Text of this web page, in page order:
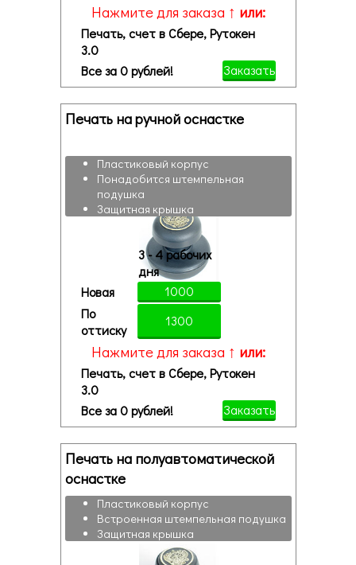
Нажмите для заказа ↑ или:
Печать, счет в Сбере, Рутокен
3.0
Все за 0 рублей!
Заказать
Печать на ручной оснастке
Пластиковый корпус
Понадобится штемпельная
подушка
Защитная крышка
3 - 4 рабочих
дня
Новая
1000
По
оттиску
1300
Нажмите для заказа ↑ или:
Печать, счет в Сбере, Рутокен
3.0
Все за 0 рублей!
Заказать
Печать на полуавтоматической
оснастке
Пластиковый корпус
Встроенная штемпельная подушка
Защитная крышка